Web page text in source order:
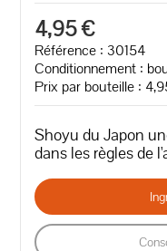
4,95 €
Référence : 30154
Conditionnement :
Prix par bouteille :
Shoyu du Japon
dans les règles de